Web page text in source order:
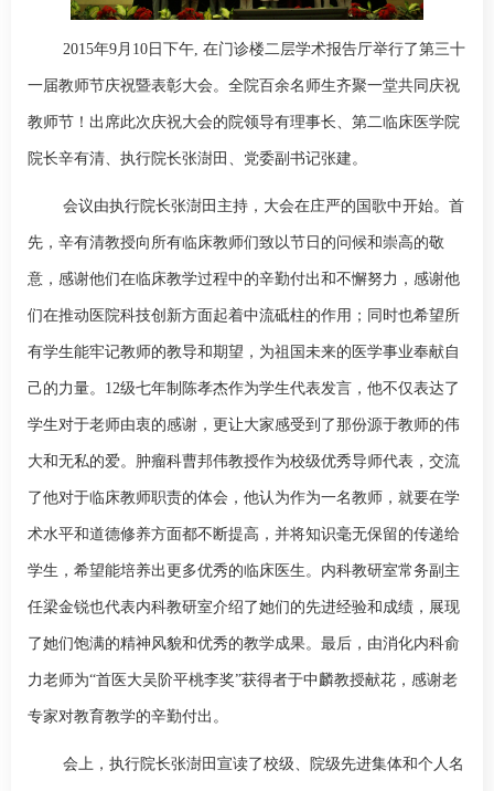
2015年9月 10 日下午, 在门诊楼二层学术报告厅举行了第三十
一届教师节庆祝暨表彰大会。全院百余名师生齐聚一堂共同庆祝
教师节！出席此次庆祝大会的院领导有理事长、第二临床医学院
院长辛有清、执行院长张澍田 、党委副书记张建。
会议由执行院长张澍田 主持，大会在庄严的国歌中开始。首
先，辛有清教授向所有临床教师们致以节日的问候和崇高的敬
意，感谢他们在临床教学过程中的辛勤付出和不懈努力，感谢他
们在推动医院科技创新方面起着中流砥柱的作用；同时也希望所
有学生能牢记教师的教导和期望，为祖国未来的医学事业奉献自
己的力量。 12级七年制陈孝杰作为学生代表发言，他不仅表达了
学生对于老师由衷的感谢，更让大家感受到了那份源于教师的伟
大和无私的爱。 肿瘤科曹邦伟教授作为校级优秀导师代表，交流
了他对于临床教师职责的体会，他认为作为一名教师，就要在学
术水平和道德修养方面都不断提高，并将知识毫无保留的传递给
学生，希望能培养出更多优秀的临床医生。内科教研室常务副主
任梁金锐也代表内科教研室介绍了她们的先进经验和成绩，展现
了她们饱满的精神风貌和优秀的教学成果。最后，由消化内科俞
力老师为“首医大吴阶平桃李奖”获得者于中麟教授献花，感谢老
专家对教育教学的辛勤付出。
会上，执行院长张澍田 宣读了校级、院级先进集体和个人名